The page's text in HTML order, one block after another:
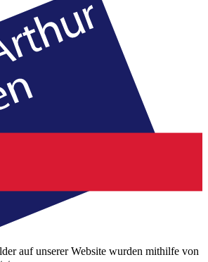
auf unserer Website wurden mithilfe von